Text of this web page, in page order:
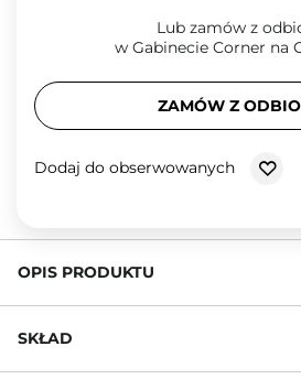
Lub zamów z
w Gabinecie Corner na
ZAMÓW Z
Dodaj do obserwowanych
OPIS PRODUKTU
SKŁAD